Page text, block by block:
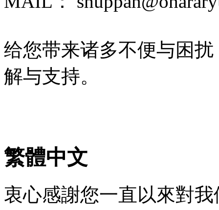
给您带来诸多不便与困
解与支持。
繁體中文
衷心感謝您一直以來對